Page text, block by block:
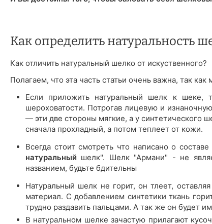
Как определить натуральность
Как отличить натуральный шелко от искуственного?
Полагаем, что эта часть статьи очень важна, так
Если приложить натуральный шелк к шеке,
шероховатости. Потрогав лицевую и
— эти две стороны мягкие, а у синтетического
сначала прохладный, а потом теплеет от кожи.
Всегда стоит смотреть что написано о
натуральный шелк". Шелк "Армани" - не
названием, будьте бдительны
Натуральный шелк не горит, он тлеет,
материал. С добавлением синтетики ткань
трудно раздавить пальцами. А так же он будет
В натуральном шелке зачастую прилагают